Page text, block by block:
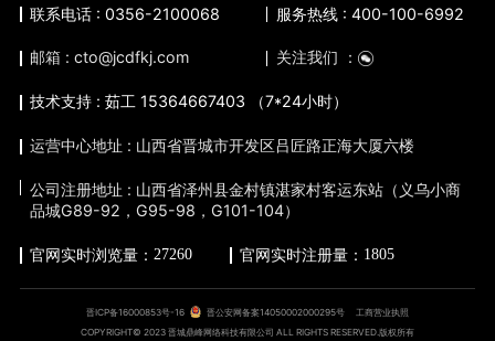
联系电话 : 0356-2100068 服务热线 : 400-100-6992
邮箱 : cto@jcdfkj.com 关注我们 ：
技术支持 : 茹工 15364667403 （7*24小时）
运营中心地址 : 山西省晋城市开发区吕匠路正海大厦六楼
公司注册地址 : 山西省泽州县金村镇湛家村客运东站（义乌小商
品城G89-92，G95-98，G101-104）
官网实时浏览量：27260 官网实时注册量： 1805
晋ICP备16000853号-16 晋公安网备案14050002000295号
工商营业执照
COPYRIGHT© 2023 晋城鼎峰网络科技有限公司 ALL RIGHTS RESERVED.版权所有